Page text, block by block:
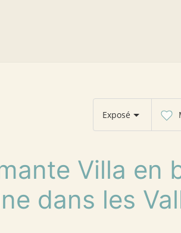
Exposé
Villa en
dans les